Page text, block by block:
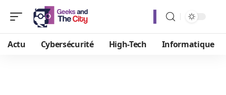
Actu Cybersécurité High-Tech Informatique